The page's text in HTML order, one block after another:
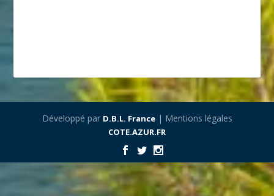
Développé par D.B.L. France| Mentions légales
COTE.AZUR.FR